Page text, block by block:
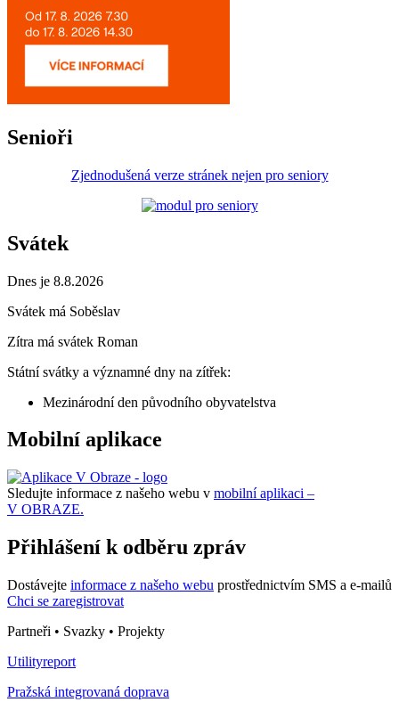
Senioři
Zjednodušená verze stránek nejen pro seniory
Svátek
Dnes je 8.8.2026
Svátek má Soběslav
Zítra má svátek Roman
Státní svátky a významné dny na zítřek:
Mezinárodní den původního obyvatelstva
Mobilní aplikace
Sledujte informace z našeho webu v mobilní aplikaci –
V OBRAZE.
Přihlášení k odběru zpráv
Dostávejte informace z našeho webu prostřednictvím SMS a e-mailů
Chci se zaregistrovat
Partneři • Svazky • Projekty
Utilityreport
Pražská integrovaná doprava